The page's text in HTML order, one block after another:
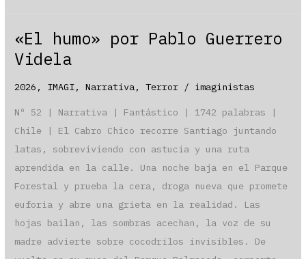
«El humo» por Pablo Guerrero
Videla
2026 , IMAGI,Narrativa,Terror / imaginistas
Nº 52 | Narrativa | Fantástico | 1742 palabras |
Chile | El Cabro Chico recorre Santiago juntando
latas, sobreviviendo con astucia y una ruta
aprendida en la calle. Una noche baja en el Parque
Forestal y prueba la cera, droga nueva que promete
euforia y abre una grieta en la realidad. Las
hojas bailan, las sombras acechan, la voz de su
madre advierte sobre cocodrilos invisibles. De